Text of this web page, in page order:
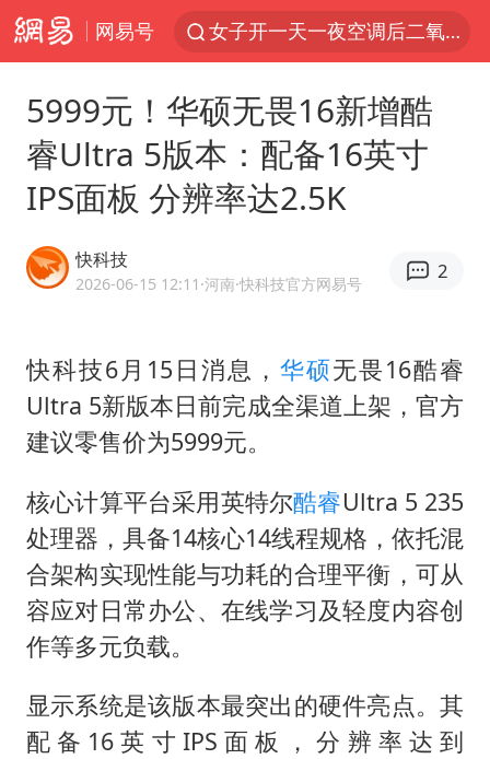
网易号
美国将对多晶硅衍生品加征15%关税
改名后的“青海拉面”店
广岛核爆81周年央视播《奥本海默》
四川宜宾市高县发生4.9级地震
国民党推出AI发言人“郑小文”
A股收盘：三大指数均涨超1%
“中国蔬菜之乡”最高温达41.8℃
如何把百年大党建设得更加坚强有力？
5999元！华硕无畏16新增酷
睿Ultra 5版本：配备16英寸
IPS面板 分辨率达2.5K
快科技
2026-06-15 12:11 ·河南·快科技官方网易号
2
快科技6月15日消息，华硕无畏16酷睿
Ultra 5新版本日前完成全渠道上架，官方
建议零售价为5999元。
核心计算平台采用英特尔酷睿Ultra 5 235
处理器，具备14核心14线程规格，依托混
合架构实现性能与功耗的合理平衡，可从
容应对日常办公、在线学习及轻度内容创
作等多元负载。
显示系统是该版本最突出的硬件亮点。其
配备16英寸IPS面板，分辨率达到